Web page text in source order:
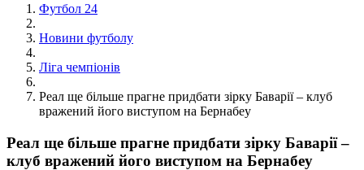
Футбол 24
Новини футболу
Ліга чемпіонів
Реал ще більше прагне придбати зірку Баварії – клуб
вражений його виступом на Бернабеу
Реал ще більше прагне придбати зірку Баварії –
клуб вражений його виступом на Бернабеу